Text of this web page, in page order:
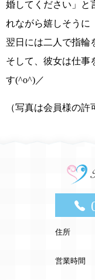
婚してください」
と
れながら嬉しそうに
翌日には二人で指輪
そして、 彼女は仕事
す(^o^)／
（写真は会員様の許
住所
営業時間